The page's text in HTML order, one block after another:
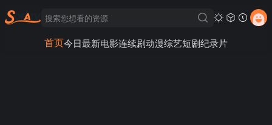
首页今日最新电影连续剧动漫综艺短剧纪录片